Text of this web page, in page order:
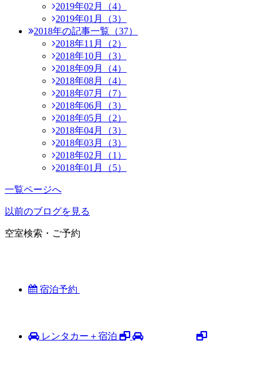
2019年02月（4）
2019年01月（3）
2018年の記事一覧（37）
2018年11月（2）
2018年10月（3）
2018年09月（4）
2018年08月（4）
2018年07月（7）
2018年06月（3）
2018年05月（2）
2018年04月（3）
2018年03月（3）
2018年02月（1）
2018年01月（5）
一覧ページへ
以前のブログを見る
空室検索・ご予約
宿泊予約
レンタカー＋宿泊